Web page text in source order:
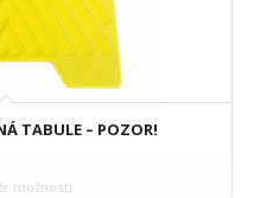
TABULE – POZOR!
možností